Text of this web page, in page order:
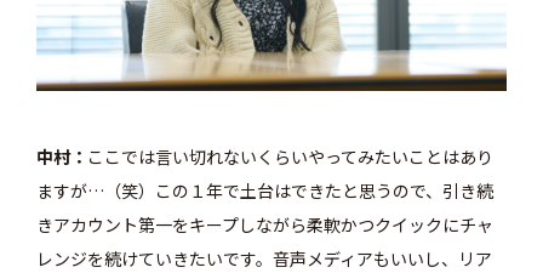
中村
ここでは言い切れないくらいやってみたいことはあり
ますが…（笑）この１年で土台はできたと思うので、引き続
きアカウント第一をキープしながら柔軟かつクイックにチャ
レンジを続けていきたいです。音声メディアもいいし、リア